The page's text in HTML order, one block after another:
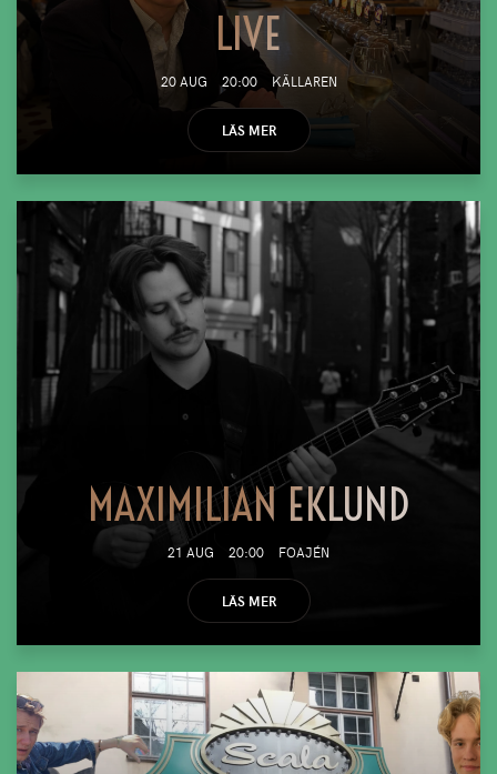
LIVE
20 AUG 20:00 KÄLLAREN
LÄS MER
MAXIMILIAN EKLUND
21 AUG 20:00 FOAJÉN
LÄS MER